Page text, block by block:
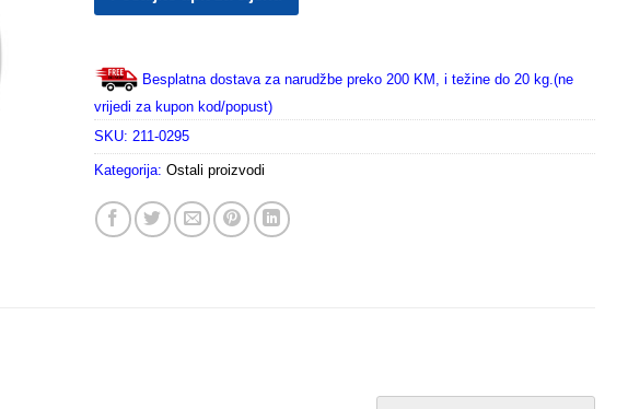
Besplatna dostava za narudžbe preko 200 KM, i težine do 20 kg.(ne
vrijedi za kupon kod/popust)
SKU: 211-0295
Kategorija: Ostali proizvodi